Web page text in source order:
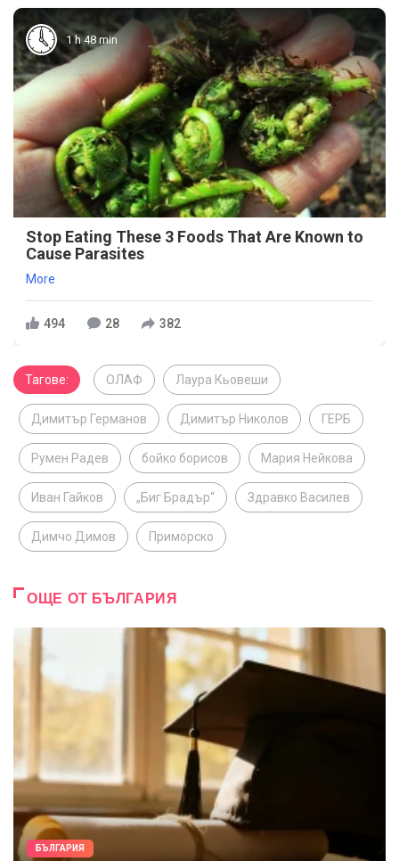
1 h 48 min
Stop Eating These 3 Foods That Are Known to
Cause Parasites
More
494 28 382
Тагове: ОЛАФ Лаура Кьовеши
Димитър Германов Димитър Николов ГЕРБ
Румен Радев бойко борисов Мария Нейкова
Иван Гайков „Биг Брадър“ Здравко Василев
Димчо Димов Приморско
ОЩЕ ОТ БЪЛГАРИЯ
БЪЛГАРИЯ